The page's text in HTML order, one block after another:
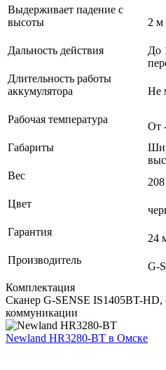
Выдерживает падение с
высоты
2 м
Дальность действия
До
Длительность работы
аккумулятора
Не
Рабочая температура
От
Габариты
Вес
Цвет
Гарантия
24
Производитель
G-
Комплектация
Сканер G-SENSE IS1405BT-HD,
коммуникации
Newland HR3280-BT в Омске